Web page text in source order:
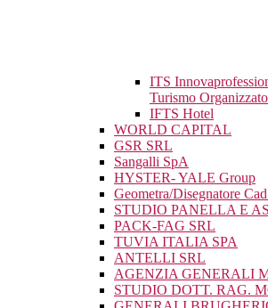
ITS
Turismo Organizzato
IFTS Hotel
WORLD CAPITAL
GSR SRL
Sangalli SpA
HYSTER- YALE Group
Geometra/Disegnatore
STUDIO PANELLA E
PACK-FAG SRL
TUVIA ITALIA SPA
ANTELLI SRL
AGENZIA GENERALI
STUDIO DOTT. RAG.